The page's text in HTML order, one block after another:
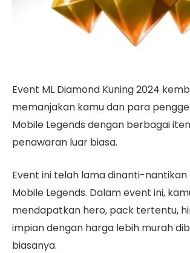
Event ML Diamond Kuning 2024
memanjakan kamu dan para
Mobile Legends dengan berbagai
penawaran luar biasa.
Event ini telah lama dinanti-
Mobile Legends. Dalam event ini,
mendapatkan hero, pack tertentu,
impian dengan harga lebih murah
biasanya.